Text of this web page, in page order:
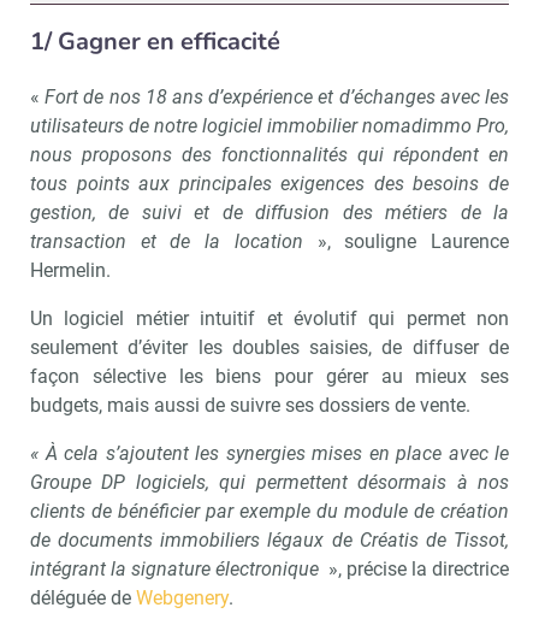
1/ Gagner en efficacité
«Fort de nos 18 ans d’expérienceet d’échanges avec les
utilisateurs de notre logiciel immobilier nomadimmo Pro,
nous proposons des fonctionnalités qui répondent en
tous points aux principales exigences des besoins de
gestion, de suivi et de diffusion des métiers de la
transaction et de la location », souligne Laurence
Hermelin.
Un logiciel métier intuitif et évolutif qui permet non
seulement d’éviter les doubles saisies, de diffuser de
façon sélective les biens pour gérer au mieux ses
budgets, mais aussi de suivre ses dossiers de vente.
« À cela s’ajoutent les synergies mises en place avec le
Groupe DP logiciels, qui permettent désormais à nos
clients de bénéficier par exemple du module de création
de documents immobiliers légaux de Créatis de Tissot,
intégrant la signature électronique », précise la directrice
déléguée de Webgenery.